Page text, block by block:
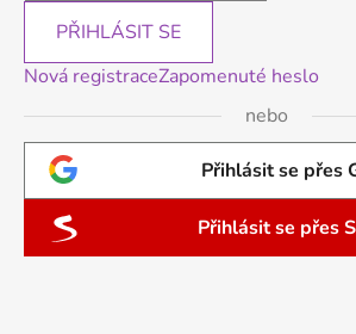
PŘIHLÁSIT SE
Nová registraceZapomenuté heslo
nebo
Přihlásit se přes
Přihlásit se přes